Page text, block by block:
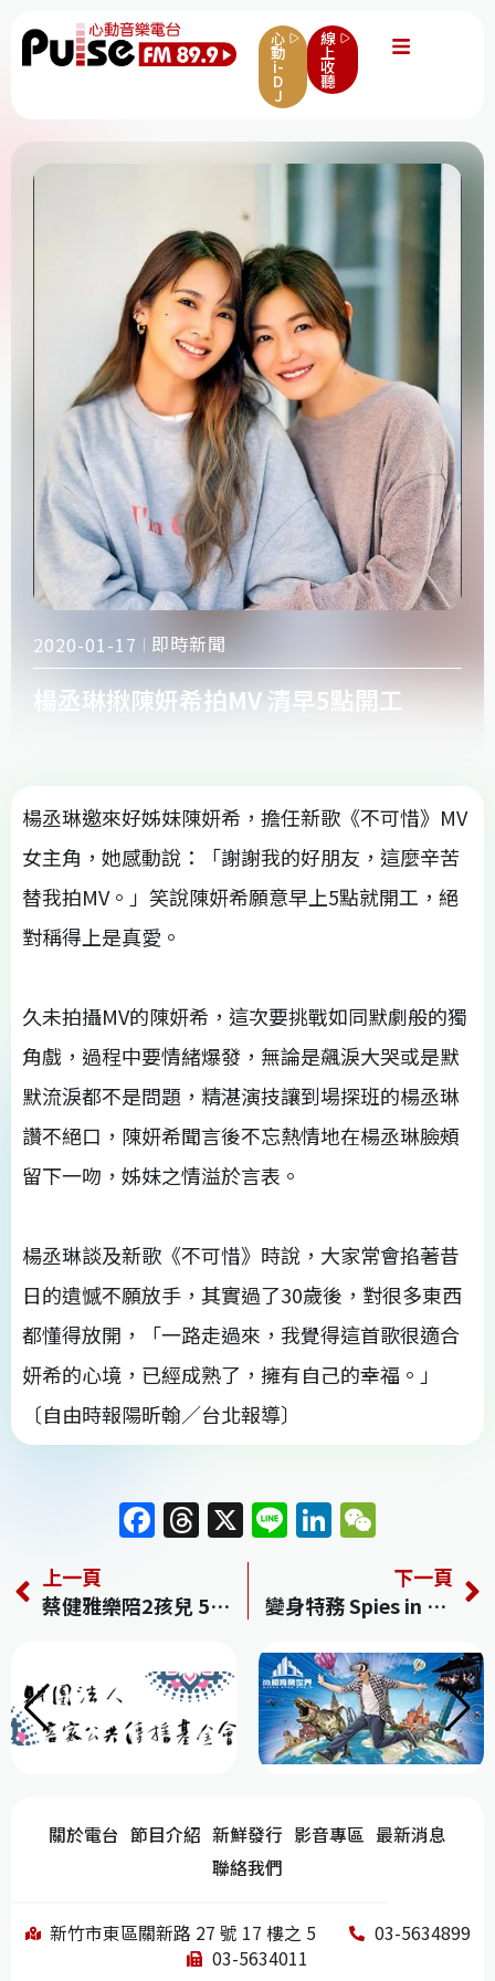
心
動
i-
D
J
線
上
收
聽
2020-01-17 即時新聞
楊丞琳揪陳妍希拍MV 清早5點開工
楊丞琳邀來好姊妹陳妍希，擔任新歌《不可惜》MV
女主角，她感動說：「謝謝我的好朋友，這麼辛苦
替我拍MV。」笑說陳妍希願意早上5點就開工，絕
對稱得上是真愛。
久未拍攝MV的陳妍希，這次要挑戰如同默劇般的獨
角戲，過程中要情緒爆發，無論是飆淚大哭或是默
默流淚都不是問題，精湛演技讓到場探班的楊丞琳
讚不絕口，陳妍希聞言後不忘熱情地在楊丞琳臉頰
留下一吻，姊妹之情溢於言表。
楊丞琳談及新歌《不可惜》時說，大家常會掐著昔
日的遺憾不願放手，其實過了30歲後，對很多東西
都懂得放開，「一路走過來，我覺得這首歌很適合
妍希的心境，已經成熟了，擁有自己的幸福。」
〔自由時報陽昕翰／台北報導〕
F
c
e
b
o
o
T
re
a
d
s
X Li
e
Li
k
e
dI
n
e
C
h
at
上一頁
蔡健雅樂陪2孩兒 5度攻蛋時間出爐
下一頁
變身特務 Spies in Disguise
關於電台 節目介紹 新鮮發行 影音專區 最新消息
聯絡我們
新竹市東區關新路 27 號 17 樓之 5
03-5634899
03-5634011